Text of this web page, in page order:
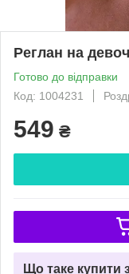
Реглан на
Готово до відправки
Код: 1004231
549 ₴
Що таке купити